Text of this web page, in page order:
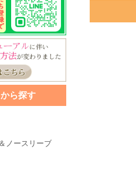
ら探す
ノースリーブ